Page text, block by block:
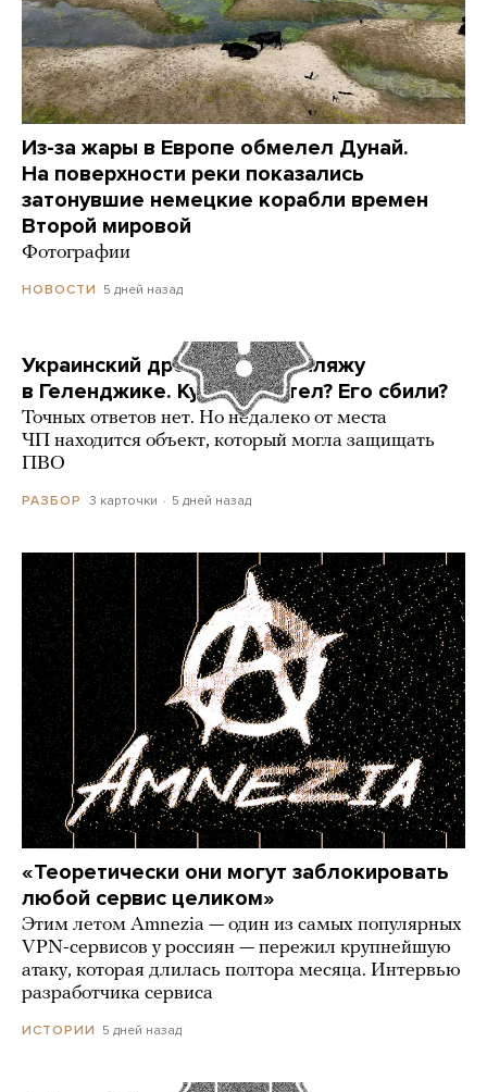
Из-за жары в Европе обмелел Дунай.
На поверхности реки показались
затонувшие немецкие корабли времен
Второй мировой
Фотографии
НОВОСТИ 5 дней назад
Украинский дрон попал по пляжу
в Геленджике. Куда он летел? Его сбили?
Точных ответов нет. Но недалеко от места
ЧП находится объект, который могла защищать
ПВО
РАЗБОР 3 карточки 5 дней назад
«Теоретически они могут заблокировать
любой сервис целиком»
Этим летом Amnezia — один из самых популярных
VPN-сервисов у россиян — пережил крупнейшую
атаку, которая длилась полтора месяца. Интервью
разработчика сервиса
ИСТОРИИ 5 дней назад